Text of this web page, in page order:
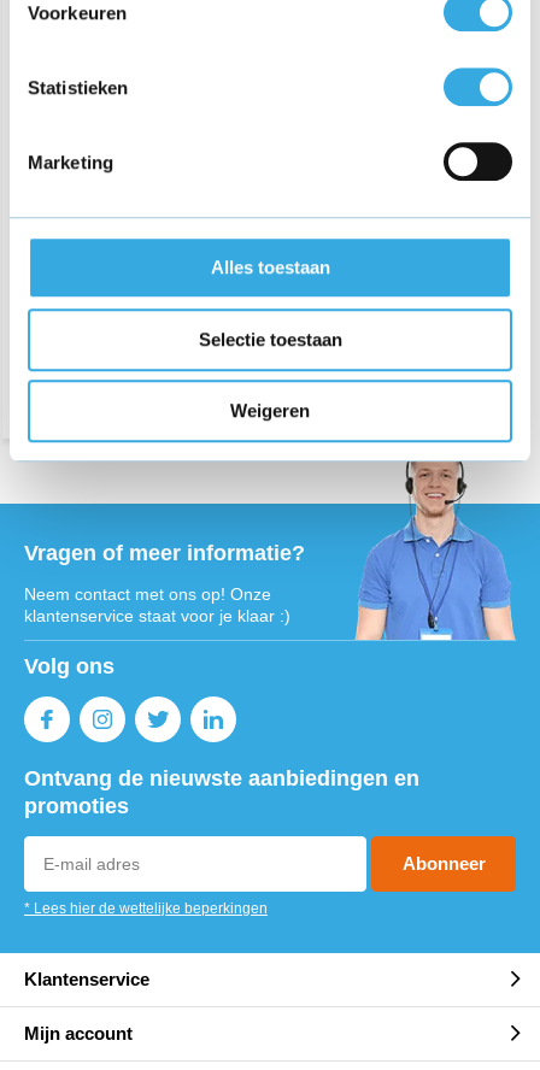
Voorkeuren
Statistieken
Marketing
Alles toestaan
Selectie toestaan
Weigeren
Oplader voor XGIMI Halo
Bezorging op maandag of
Vragen of meer informatie?
Neem contact met ons op! Onze
klantenservice staat voor je klaar :)
Volg ons
Ontvang de nieuwste aanbiedingen en
promoties
Abonneer
* Lees hier de wettelijke beperkingen
Klantenservice
Mijn account